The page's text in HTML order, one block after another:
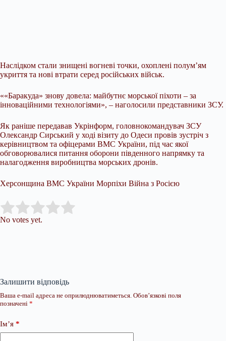
Наслідком стали знищені вогневі точки, охоплені полум’ям
укриття та нові втрати серед російських військ.
««Баракуда» знову довела: майбутнє морської піхоти – за
інноваційними технологіями», – наголосили представники ЗСУ.
Як раніше передавав Укрінформ, головнокомандувач ЗСУ
Олександр Сирський у ході візиту до Одеси провів зустріч з
керівництвом та офіцерами ВМС України, під час якої
обговорювалися питання оборони південного напрямку та
налагодження виробництва морських дронів.
Херсонщина ВМС України Морпіхи Війна з Росією
Rate this item:
No votes yet.
Залишити відповідь
Ваша e-mail адреса не оприлюднюватиметься. Обов’язкові поля
позначені *
Ім’я *